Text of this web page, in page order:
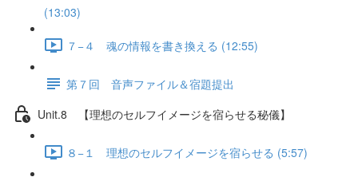
(13:03)
７−４ 魂の情報を書き換える (12:55)
第７回 音声ファイル＆宿題提出
Unit.8 【理想のセルフイメージを宿らせる秘儀】
８−１ 理想のセルフイメージを宿らせる (5:57)